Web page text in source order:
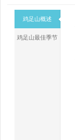
鸡足山概述
鸡足山最佳季节